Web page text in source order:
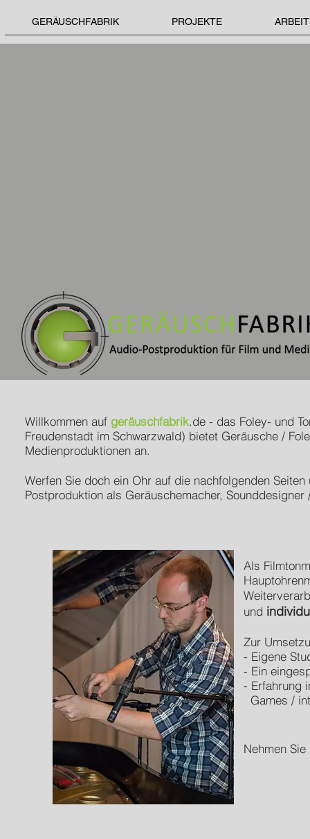
GERÄUSCHFABRIK PROJEKTE
Willkommen auf geräuschfabrik.de - das Foley- und
Freudenstadt im Schwarzwald) bietet Geräusche /
Medienproduktionen an.
Werfen Sie doch ein Ohr auf die nachfolgenden
Postproduktion als Geräuschemacher,
Als
und
Zur
- Eigene
- Ein
- Erfahrung
Games /
Nehmen